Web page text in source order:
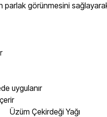
parlak görünmesini
uygulanır
Çekirdeği Yağı